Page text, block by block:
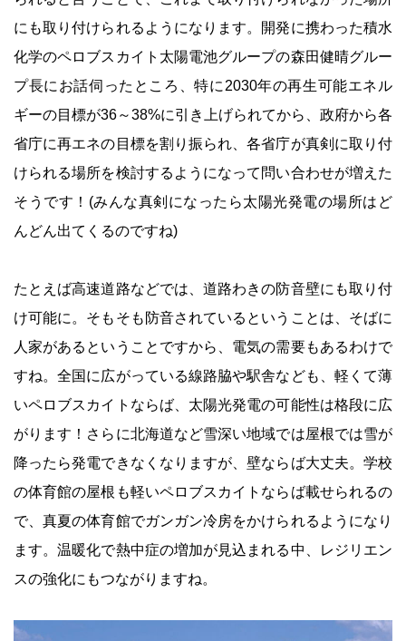
にも取り付けられるようになります。開発に携わった積水
化学のペロブスカイト太陽電池グループの森田健晴グルー
プ長にお話伺ったところ、特に2030年の再生可能エネル
ギーの目標が36～38%に引き上げられてから、政府から各
省庁に再エネの目標を割り振られ、各省庁が真剣に取り付
けられる場所を検討するようになって問い合わせが増えた
そうです！(みんな真剣になったら太陽光発電の場所はど
んどん出てくるのですね)
たとえば高速道路などでは、道路わきの防音壁にも取り付
け可能に。そもそも防音されているということは、そばに
人家があるということですから、電気の需要もあるわけで
すね。全国に広がっている線路脇や駅舎なども、軽くて薄
いペロブスカイトならば、太陽光発電の可能性は格段に広
がります！さらに北海道など雪深い地域では屋根では雪が
降ったら発電できなくなりますが、壁ならば大丈夫。学校
の体育館の屋根も軽いペロブスカイトならば載せられるの
で、真夏の体育館でガンガン冷房をかけられるようになり
ます。温暖化で熱中症の増加が見込まれる中、レジリエン
スの強化にもつながりますね。